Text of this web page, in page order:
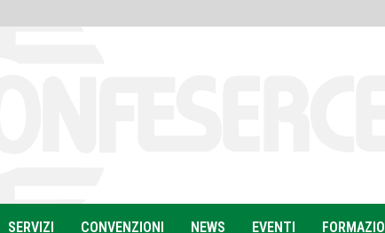
SERVIZI CONVENZIONI NEWS EVENTI